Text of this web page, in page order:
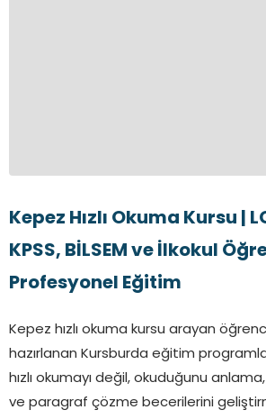
Kepez Hızlı Okuma Kursu |
KPSS, BİLSEM ve İlkokul
Profesyonel Eğitim
Kepez hızlı okuma kursu arayan
hazırlanan Kursburda eğitim
hızlı okumayı değil, okuduğunu
ve paragraf çözme becerilerini